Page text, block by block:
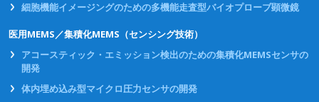
細胞機能イメージングのための多機能走査型バイオプローブ顕微鏡
医用MEMS／集積化MEMS（センシング技術）
アコースティック・エミッション検出のための集積化MEMSセンサの
開発
体内埋め込み型マイクロ圧力センサの開発